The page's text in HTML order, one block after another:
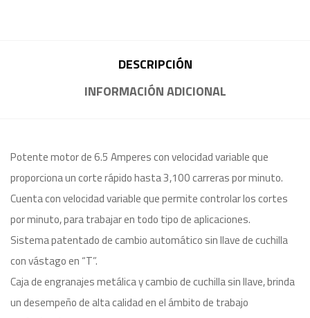
DESCRIPCIÓN
INFORMACIÓN ADICIONAL
Potente motor de 6.5 Amperes con velocidad variable que
proporciona un corte rápido hasta 3,100 carreras por minuto.
Cuenta con velocidad variable que permite controlar los cortes
por minuto, para trabajar en todo tipo de aplicaciones.
Sistema patentado de cambio automático sin llave de cuchilla
con vástago en “T”.
Caja de engranajes metálica y cambio de cuchilla sin llave, brinda
un desempeño de alta calidad en el ámbito de trabajo